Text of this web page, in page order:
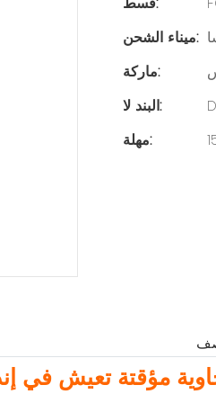
ميناء الشحن:
ماركة:
البند لا:
مهلة:
مؤقتة تعيش في